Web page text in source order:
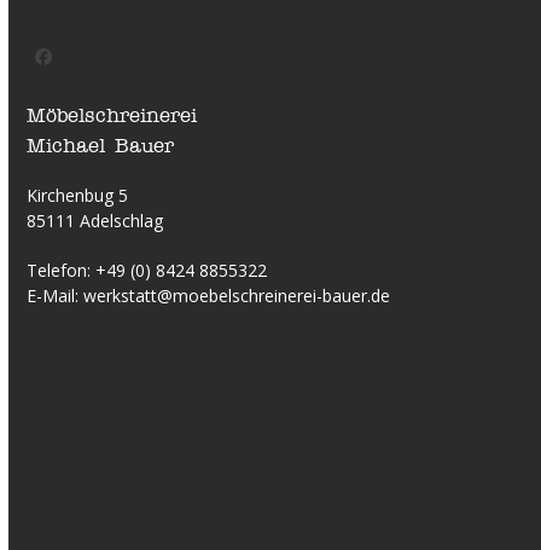
Möbelschreinerei
Michael Bauer
Kirchenbug 5
85111 Adelschlag
Telefon: +49 (0) 8424 8855322
E-Mail:werkstatt@moebelschreinerei-bauer.de